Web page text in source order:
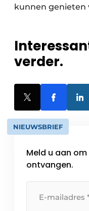
kunnen genieten
verder.
NIEUWSBRIEF
Meld u aan
ontvangen.